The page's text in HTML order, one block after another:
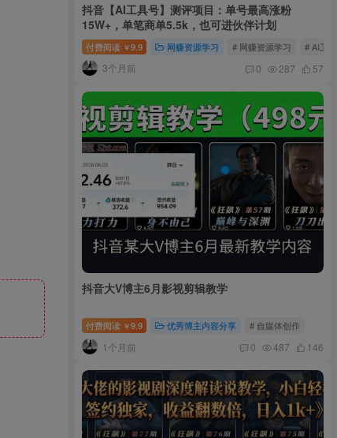
抖音【AI工具号】测评项目：单号最高涨粉
15W+，单笔商单5.5k，也可进伙伴计划
付费阅读 ￥9.9 网赚资源学习 # 网赚资源学习 # AI工
3个月前 0 287 57
抖音大V博主6月影视剪辑教学
付费阅读 ￥9.9 优秀博主内容分享 # 自媒体创作
1个月前 0 487 146